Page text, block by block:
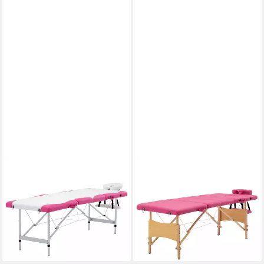
Massageliege, Massageliege
Klappbar 4-Zonen
Aluminiumgestell Weiß und
Rosa
ab 244,99 €
lieferbar - in 4-5 Werktagen bei dir
Klappbar 4-Zonen mit
Holzgestell Rosa
ab 187,99 €
lieferbar - in 4-5 Werktagen bei dir